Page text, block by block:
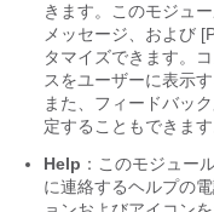
きます。このモジュ
メッセージ、および
タマイズできます。
スをユーザーに表示
また、フィードバッ
定することもできます
Help ：このモジュー
に連絡するヘルプの